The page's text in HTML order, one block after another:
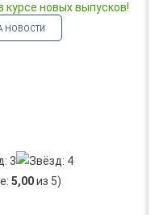
курсе новых выпусков!
НОВОСТИ
5,00из 5)